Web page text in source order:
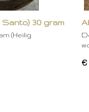
Santo) 30 gram
(Heilig
€